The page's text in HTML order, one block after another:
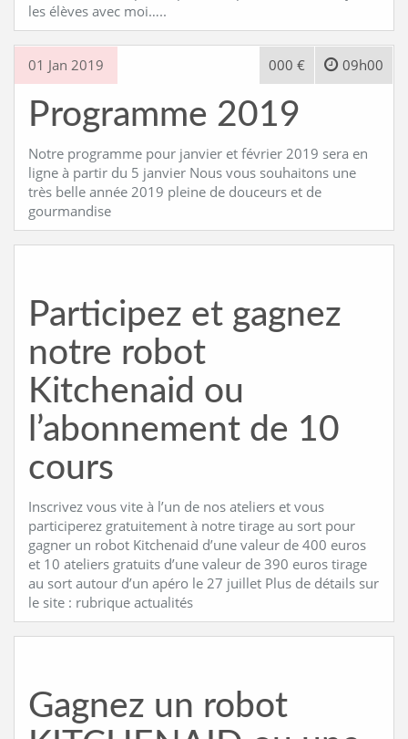
les élèves avec moi…..
01 Jan 2019 09h00
000 €
Programme 2019
Notre programme pour janvier et février 2019 sera en
ligne à partir du 5 janvier Nous vous souhaitons une
très belle année 2019 pleine de douceurs et de
gourmandise
Participez et gagnez
notre robot
Kitchenaid ou
l’abonnement de 10
cours
Inscrivez vous vite à l’un de nos ateliers et vous
participerez gratuitement à notre tirage au sort pour
gagner un robot Kitchenaid d’une valeur de 400 euros
et 10 ateliers gratuits d’une valeur de 390 euros tirage
au sort autour d’un apéro le 27 juillet Plus de détails sur
le site : rubrique actualités
Gagnez un robot